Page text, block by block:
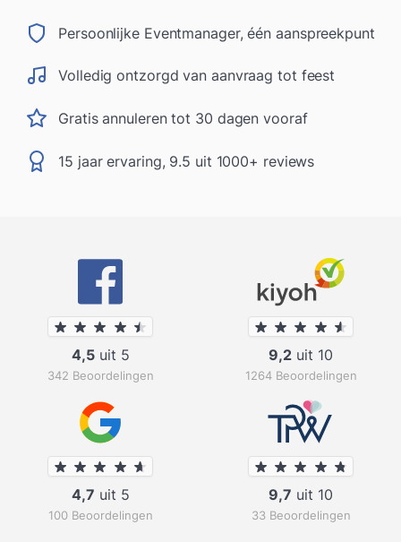
Persoonlijke Eventmanager, één aanspreekpunt
Volledig ontzorgd van aanvraag tot feest
Gratis annuleren tot 30 dagen vooraf
15 jaar ervaring, 9.5 uit 1000+ reviews
4,5uit 5
342 Beoordelingen
9,2 uit 10
1264 Beoordelingen
4,7 uit 5
100 Beoordelingen
9,7 uit 10
33 Beoordelingen